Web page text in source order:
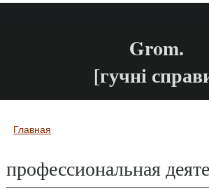
Grom.
[гучні
Вы здесь
Главная
профессиональная